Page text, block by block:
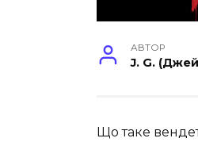
АВТОР
J. G.
Що таке